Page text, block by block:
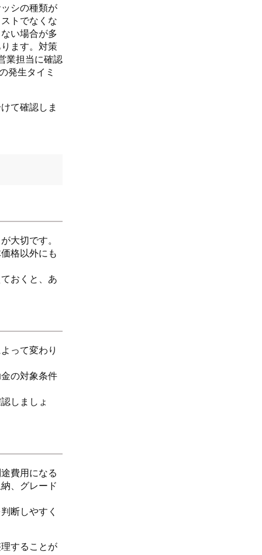
シの種類が
トでなくな
い場合が多
ます。対策
業担当に確認
発生タイミ
て確認しま
大切です。
格以外にも
おくと、あ
って変わり
の対象条件
しましょ
費用になる
、グレード
断しやすく
することが